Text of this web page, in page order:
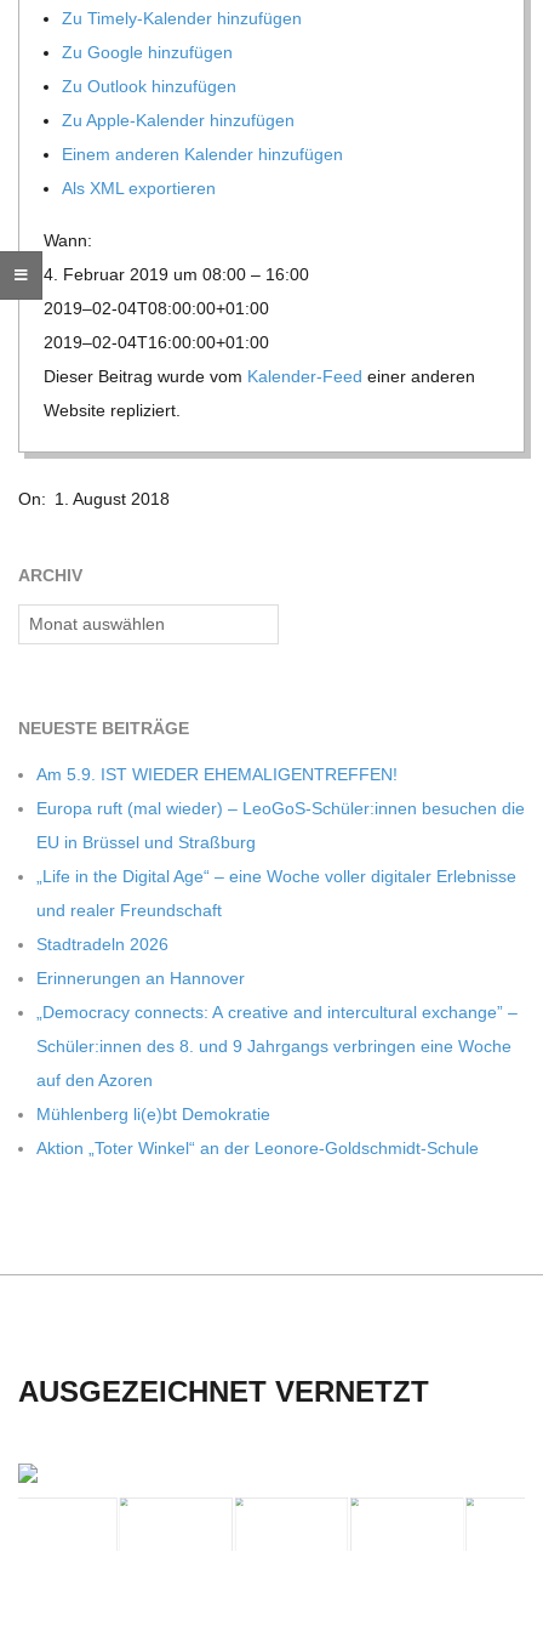
R
E
G
O
L
D
S
C
H
M
I
D
T
-
S
C
H
E
Zu Timely-Kalen­der hinzufügen
Zu Google hinzufügen
Zu Out­look hinzufügen
Zu Apple-Kalen­der hinzufügen
Einem ande­ren Kalen­der hinzufügen
Als XML exportieren
Wann:
4. Februar 2019 um 08:00 – 16:00
2019–02-04T08:00:00+01:00
2019–02-04T16:00:00+01:00
Die­ser Bei­trag wurde vom Kalen­der-Feed einer ande­ren
Web­site repliziert.
08-
On: 1. August 2018
ARCHIV
Archiv
NEU­ESTE BEITRÄGE
Am 5.9. IST WIEDER EHEMALIGENTREFFEN!
Europa ruft (mal wie­der) – LeoGoS-Schüler:innen besu­chen die
EU in Brüs­sel und Straßburg
„Life in the Digi­tal Age“ – eine Woche vol­ler digi­ta­ler Erleb­nisse
und rea­ler Freundschaft
Stadt­ra­deln 2026
Erin­ne­run­gen an Hannover
„Demo­cracy con­nects: A crea­tive and inter­cul­tu­ral exch­ange” –
Schüler:innen des 8. und 9 Jahr­gangs ver­brin­gen eine Woche
auf den Azoren
Müh­len­berg li(e)bt Demokratie
Aktion „Toter Win­kel“ an der Leonore-Goldschmidt-Schule
AUSGEZEICHNET VERNETZT